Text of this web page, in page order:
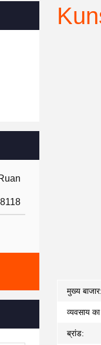
मुख्य बाजार:
व्यवसाय
ब्रांड: